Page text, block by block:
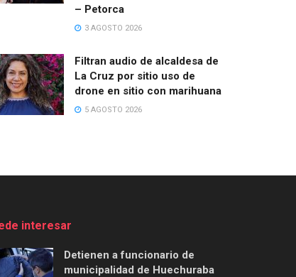
– Petorca
3 AGOSTO 2026
Filtran audio de alcaldesa de
La Cruz por sitio uso de
drone en sitio con marihuana
5 AGOSTO 2026
interesar
Detienen a funcionario de
municipalidad de Huechuraba